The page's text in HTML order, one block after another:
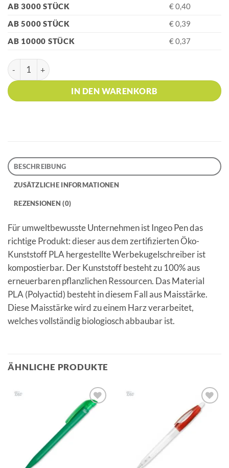
AB 3000 STÜCK
€ 0,40
AB 5000 STÜCK
€ 0,39
AB 10000 STÜCK
€ 0,37
HK - INGEO PEN Dark Blue Kugelschreiber Menge
IN DEN WARENKORB
BESCHREIBUNG
ZUSÄTZLICHE INFORMATIONEN
REZENSIONEN (0)
Für umweltbewusste Unternehmen ist Ingeo Pen das
richtige Produkt: dieser aus dem zertifizierten Öko-
Kunststoff PLA hergestellte Werbekugelschreiber ist
kompostierbar. Der Kunststoff besteht zu 100% aus
erneuerbaren pflanzlichen Ressourcen. Das Material
PLA (Polyactid) besteht in diesem Fall aus Maisstärke.
Diese Maisstärke wird zu einem Harz verarbeitet,
welches vollständig biologiosch abbaubar ist.
ÄHNLICHE PRODUKTE
Auf die
Merkliste
Auf die
Merkliste